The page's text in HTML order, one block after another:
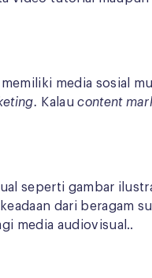
media sosial
Kalaucontent
seperti gambar
dari beragam
media audiovisual..